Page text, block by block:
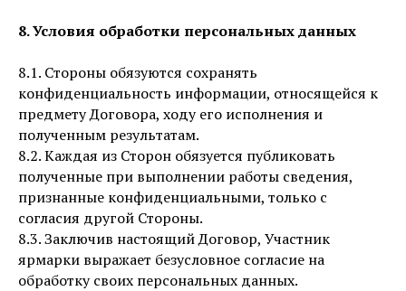
8. Условия обработки персональных данных
8.1. Стороны обязуются сохранять
конфиденциальность информации, относящейся к
предмету Договора, ходу его исполнения и
полученным результатам.
8.2. Каждая из Сторон обязуется публиковать
полученные при выполнении работы сведения,
признанные конфиденциальными, только с
согласия другой Стороны.
8.3. Заключив настоящий Договор, Участник
ярмарки выражает безусловное согласие на
обработку своих персональных данных.